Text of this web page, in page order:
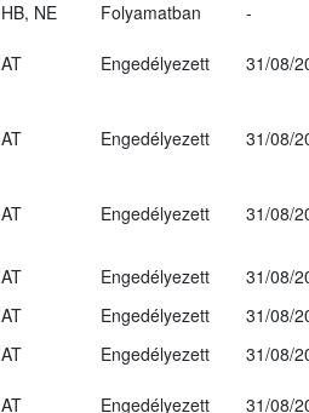
HB, NE Folyamatban
-
AT Engedélyezett 31/08/
AT Engedélyezett 31/08/
AT Engedélyezett 31/08/
AT Engedélyezett
31/08/
AT Engedélyezett
31/08/
AT Engedélyezett
31/08/
AT Engedélyezett
31/08/